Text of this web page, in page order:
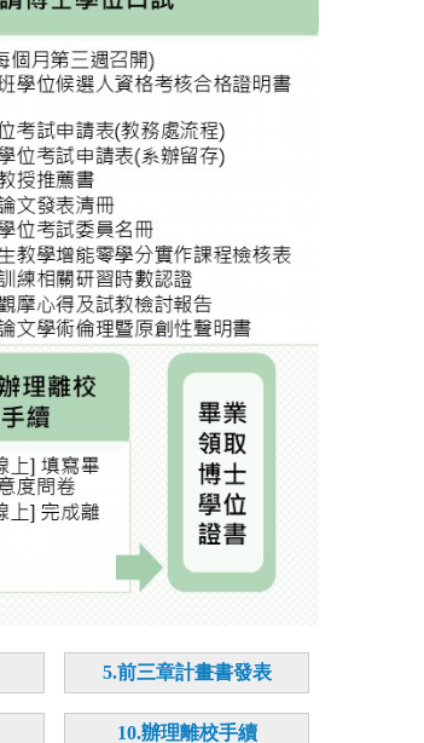
5.前三章計畫書發表
10.辦理離校手續